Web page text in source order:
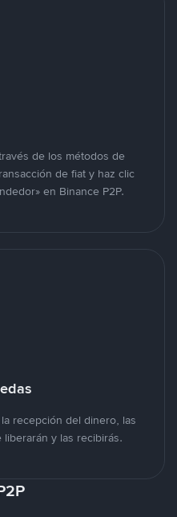
de los métodos de
de fiat y haz clic
en Binance P2P.
recepción del dinero, las
y las recibirás.